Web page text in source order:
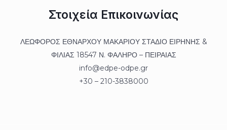
Στοιχεία Επικοινωνίας
ΛΕΩΦΟΡΟΣ ΕΘΝΑΡΧΟΥ ΜΑΚΑΡΙΟΥ ΣΤΑΔΙΟ ΕΙΡΗΝΗΣ &
ΦΙΛΙΑΣ 18547 Ν. ΦΑΛΗΡΟ – ΠΕΙΡΑΙΑΣ
info@edpe-odpe.gr
+30 – 210-3838000